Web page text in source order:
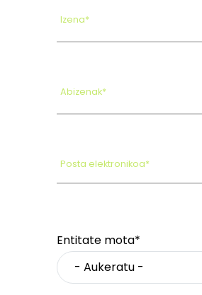
Izena*
Abizenak*
Posta elektronikoa*
Entitate mota*